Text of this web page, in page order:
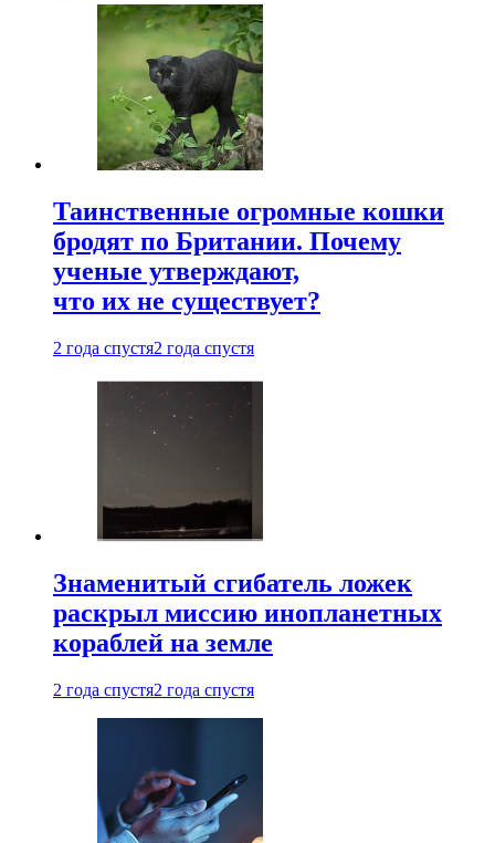
Таинственные огромные кошки
бродят по Британии. Почему
ученые утверждают,
что их не существует?
2 года спустя2 года спустя
Знаменитый сгибатель ложек
раскрыл миссию инопланетных
кораблей на земле
2 года спустя2 года спустя